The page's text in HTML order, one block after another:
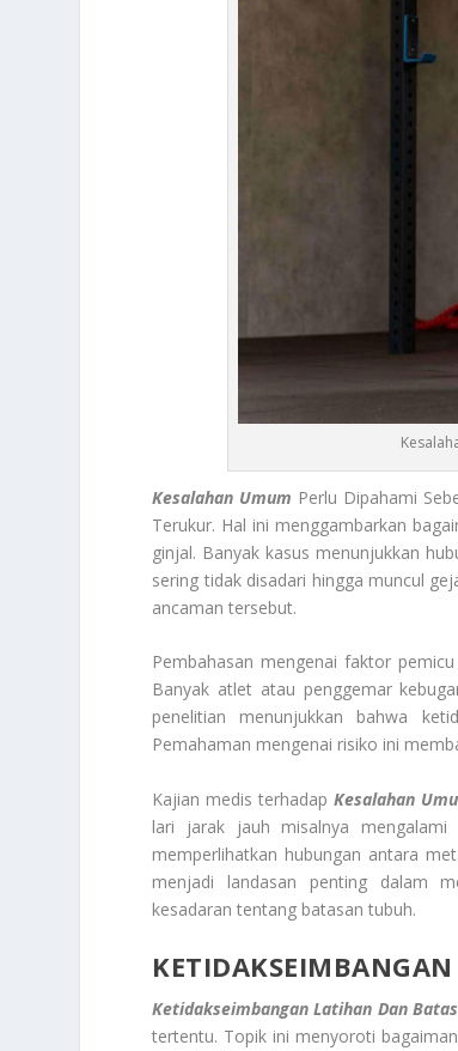
Kesalahan Umum Perlu Dipahami
Terukur. Hal ini menggambarkan
ginjal. Banyak kasus menunjukkan
sering tidak disadari hingga muncul
ancaman tersebut.
Pembahasan mengenai faktor
Banyak atlet atau penggemar
penelitian menunjukkan bahwa
Pemahaman mengenai risiko ini
Kajian medis terhadapKesalahan
lari jarak jauh misalnya
memperlihatkan hubungan antara
menjadi landasan penting dalam
kesadaran tentang batasan tubuh.
Ketidakseimbangan Latihan Dan
tertentu. Topik ini menyoroti